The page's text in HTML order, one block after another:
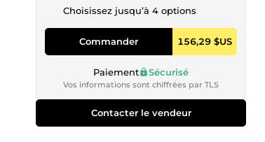
Choisissez jusqu’à 4 options
Commander 156,29 $US
Paiement Sécurisé
Vos informations sont chiffrées par TLS
Contacter le vendeur